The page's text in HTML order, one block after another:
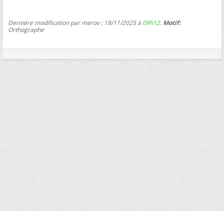
Dernière modification par merov ; 18/11/2025 à 09h12. Motif:
Orthographe